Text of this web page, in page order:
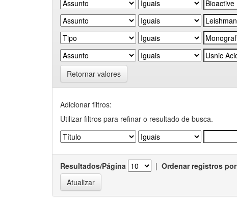
Retornar valores
Adicionar filtros:
Utilizar filtros para refinar o resultado de busca.
Resultados/Página | Ordenar registros por